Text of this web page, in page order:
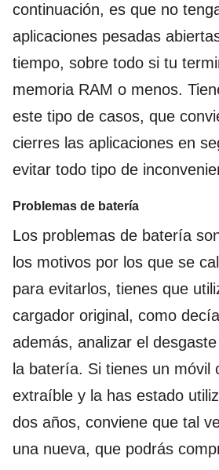
continuación, es que no
aplicaciones pesadas
tiempo, sobre todo si tu
memoria RAM o menos.
este tipo de casos, que
cierres las aplicaciones en
evitar todo tipo de
Problemas de batería
Los problemas de batería
los motivos por los que se
para evitarlos, tienes que
cargador original, como
además, analizar el
la batería. Si tienes un móvil
extraíble y la has estado
dos años, conviene que tal
una nueva, que podrás